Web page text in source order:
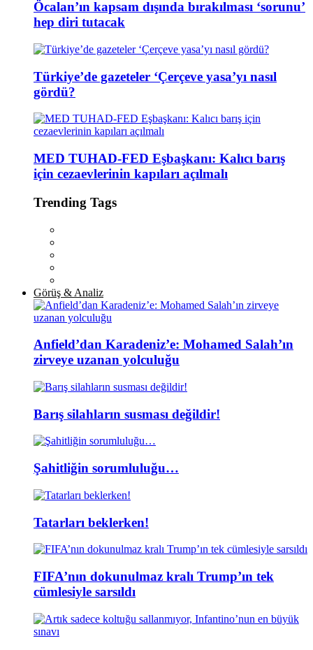
Öcalan’ın kapsam dışında bırakılması ‘sorunu’
hep diri tutacak
Türkiye’de gazeteler ‘Çerçeve yasa’yı nasıl
gördü?
MED TUHAD-FED Eşbaşkanı: Kalıcı barış
için cezaevlerinin kapıları açılmalı
Trending Tags
Görüş & Analiz
Anfield’dan Karadeniz’e: Mohamed Salah’ın
zirveye uzanan yolculuğu
Barış silahların susması değildir!
Şahitliğin sorumluluğu…
Tatarları beklerken!
FIFA’nın dokunulmaz kralı Trump’ın tek
cümlesiyle sarsıldı